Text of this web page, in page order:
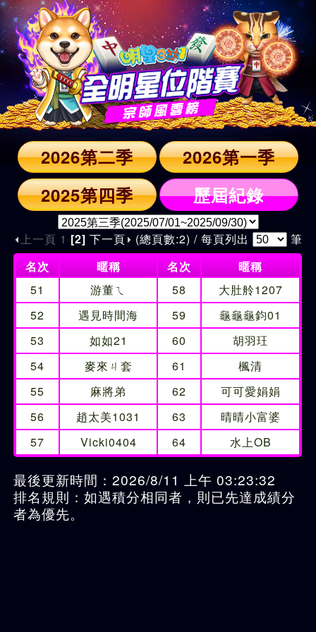
2026第二季
2026第一季
2025第四季
歷屆紀錄
上一頁 1 [2] 下一頁 (總頁數:2) / 每頁列出
筆
名次
暱稱 名次
暱稱
51
游董ㄟ 58
大肚舲1207
52
遇見時間海 59
龜龜龜鈞01
53
如如21 60
胡羽玨
54
麥來ㄐ套 61
楓清
55
麻將弟 62
可可愛娟娟
56
趙太美1031 63
晴晴小富婆
57
Vicki0404 64 水上OB
最後更新時間：2026/8/11 上午 03:23:32
排名規則：如遇積分相同者，則已先達成績分
者為優先。